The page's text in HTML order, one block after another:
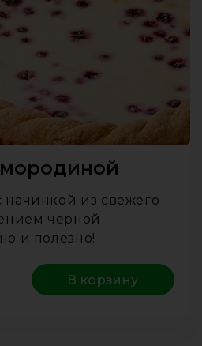
из свежего
черной
и полезно!
В корзину